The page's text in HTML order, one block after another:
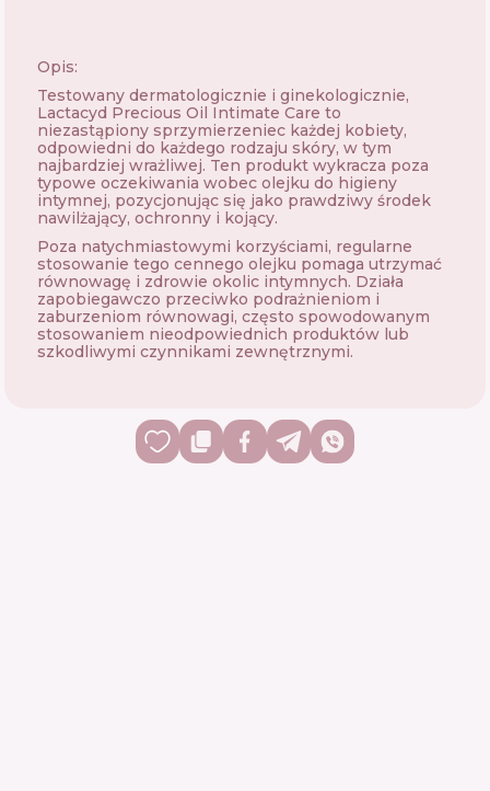
Opis:
Testowany dermatologicznie i ginekologicznie,
Lactacyd Precious Oil Intimate Care to
niezastąpiony sprzymierzeniec każdej kobiety,
odpowiedni do każdego rodzaju skóry, w tym
najbardziej wrażliwej. Ten produkt wykracza poza
typowe oczekiwania wobec olejku do higieny
intymnej, pozycjonując się jako prawdziwy środek
nawilżający, ochronny i kojący.
Poza natychmiastowymi korzyściami, regularne
stosowanie tego cennego olejku pomaga utrzymać
równowagę i zdrowie okolic intymnych. Działa
zapobiegawczo przeciwko podrażnieniom i
zaburzeniom równowagi, często spowodowanym
stosowaniem nieodpowiednich produktów lub
szkodliwymi czynnikami zewnętrznymi.